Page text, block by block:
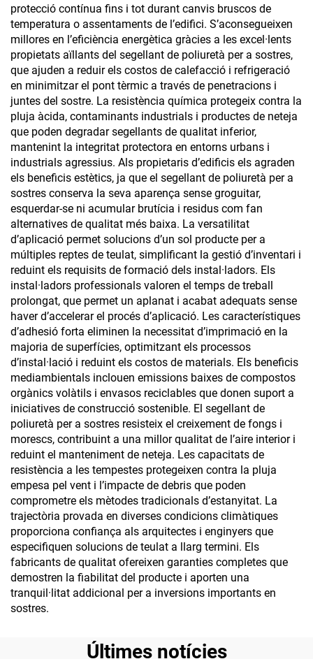
protecció contínua fins i tot durant canvis bruscos de
temperatura o assentaments de l’edifici. S’aconsegueixen
millores en l’eficiència energètica gràcies a les excel·lents
propietats aïllants del segellant de poliuretà per a sostres,
que ajuden a reduir els costos de calefacció i refrigeració
en minimitzar el pont tèrmic a través de penetracions i
juntes del sostre. La resistència química protegeix contra la
pluja àcida, contaminants industrials i productes de neteja
que poden degradar segellants de qualitat inferior,
mantenint la integritat protectora en entorns urbans i
industrials agressius. Als propietaris d’edificis els agraden
els beneficis estètics, ja que el segellant de poliuretà per a
sostres conserva la seva aparença sense groguitar,
esquerdar-se ni acumular brutícia i residus com fan
alternatives de qualitat més baixa. La versatilitat
d’aplicació permet solucions d’un sol producte per a
múltiples reptes de teulat, simplificant la gestió d’inventari i
reduint els requisits de formació dels instal·ladors. Els
instal·ladors professionals valoren el temps de treball
prolongat, que permet un aplanat i acabat adequats sense
haver d’accelerar el procés d’aplicació. Les característiques
d’adhesió forta eliminen la necessitat d’imprimació en la
majoria de superfícies, optimitzant els processos
d’instal·lació i reduint els costos de materials. Els beneficis
mediambientals inclouen emissions baixes de compostos
orgànics volàtils i envasos reciclables que donen suport a
iniciatives de construcció sostenible. El segellant de
poliuretà per a sostres resisteix el creixement de fongs i
morescs, contribuint a una millor qualitat de l’aire interior i
reduint el manteniment de neteja. Les capacitats de
resistència a les tempestes protegeixen contra la pluja
empesa pel vent i l’impacte de debris que poden
comprometre els mètodes tradicionals d’estanyitat. La
trajectòria provada en diverses condicions climàtiques
proporciona confiança als arquitectes i enginyers que
especifiquen solucions de teulat a llarg termini. Els
fabricants de qualitat ofereixen garanties completes que
demostren la fiabilitat del producte i aporten una
tranquil·litat addicional per a inversions importants en
sostres.
Últimes notícies